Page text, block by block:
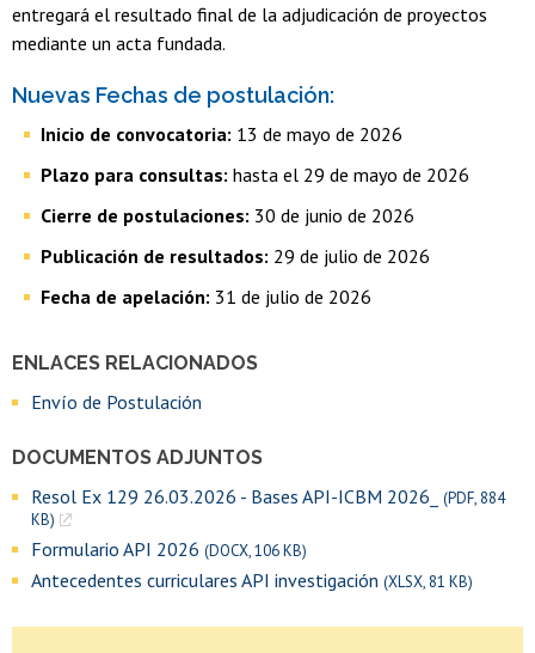
ENLACES RELACIONADOS
Envío de Postulación
DOCUMENTOS ADJUNTOS
Resol Ex 129 26.03.2026 - Bases API-ICBM 2026_ (PDF, 884
KB)
Formulario API 2026 (DOCX, 106 KB)
Antecedentes curriculares API investigación (XLSX, 81 KB)
entregará el resultado final de la adjudicación de proyectos
mediante un acta fundada.
Nuevas Fechas de postulación:
Inicio de convocatoria: 13 de mayo de 2026
Plazo para consultas: hasta el 29 de mayo de 2026
Cierre de postulaciones: 30 de junio de 2026
Publicación de resultados: 29 de julio de 2026
Fecha de apelación: 31 de julio de 2026